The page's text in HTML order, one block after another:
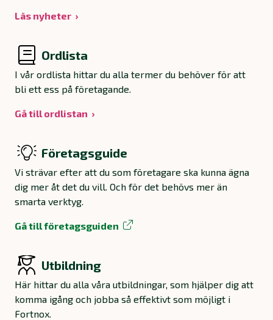
Läs nyheter
Ordlista
I vår ordlista hittar du alla termer du behöver för att
bli ett ess på företagande.
Gå till ordlistan
Företagsguide
Vi strävar efter att du som företagare ska kunna ägna
dig mer åt det du vill. Och för det behövs mer än
smarta verktyg.
Gå till företagsguiden
Utbildning
Här hittar du alla våra utbildningar, som hjälper dig att
komma igång och jobba så effektivt som möjligt i
Fortnox.